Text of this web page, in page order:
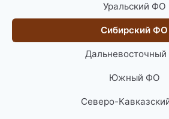
Уральский ФО
Сибирский ФО
Южный ФО
Северо-